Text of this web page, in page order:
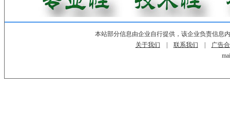
本站部分信息由企业自行提供，该企业负责信息
关于我们
联系我们
广告